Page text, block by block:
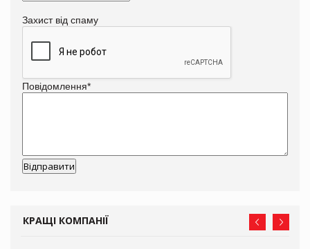
Захист від спаму
Повідомлення*
КРАЩІ КОМПАНІЇ